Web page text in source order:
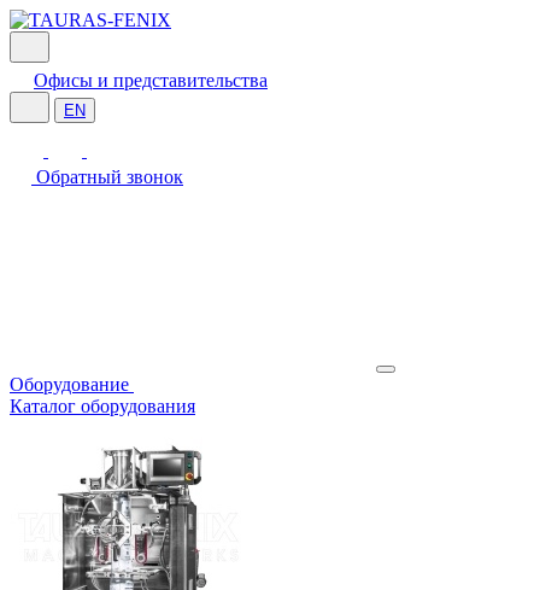
Офисы и представительства
EN
Обратный звонок
Оборудование
Каталог оборудования